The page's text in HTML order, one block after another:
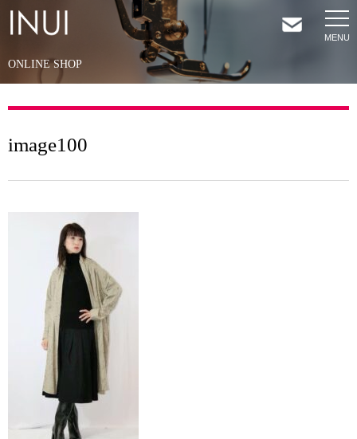
HOME
ONLINE SHOP
image100